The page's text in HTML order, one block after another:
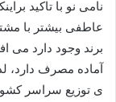
نامی نو با تاکید
عاطفی بیشتر با
برند وجود دارد می
آماده مصرف دارد،
ی توزیع سراسر